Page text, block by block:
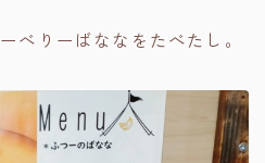
べりーばななをたべたし。